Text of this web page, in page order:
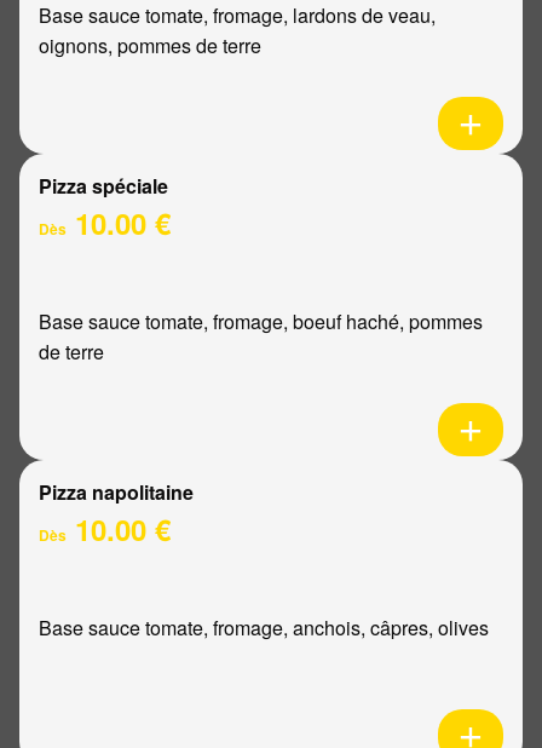
Base sauce tomate, fromage, lardons de veau,
oignons, pommes de terre
Pizza spéciale
Dès 10.00 €
Base sauce tomate, fromage, boeuf haché, pommes
de terre
Pizza napolitaine
Dès 10.00 €
Base sauce tomate, fromage, anchois, câpres, olives